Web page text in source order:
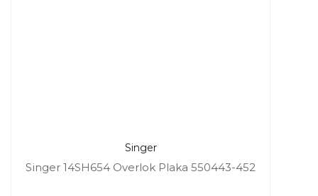
Singer
Singer 14SH654 Overlok Plaka 550443-452